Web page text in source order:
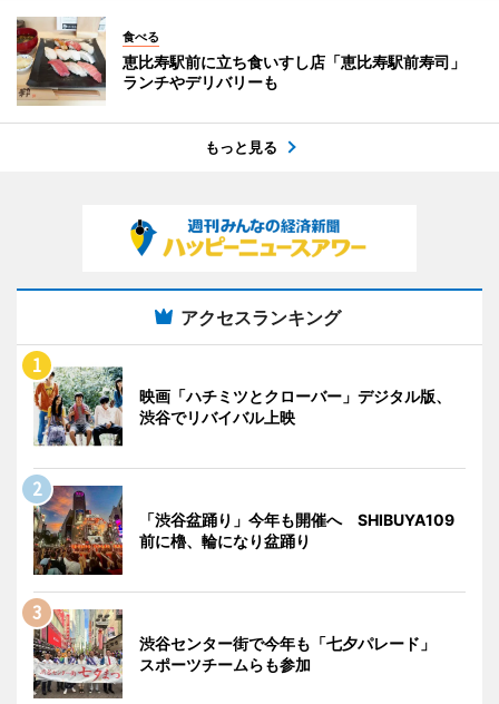
食べる
恵比寿駅前に立ち食いすし店「恵比寿駅前寿司」
ランチやデリバリーも
もっと見る
アクセスランキング
映画「ハチミツとクローバー」デジタル版、
渋谷でリバイバル上映
「渋谷盆踊り」今年も開催へ SHIBUYA109
前に櫓、輪になり盆踊り
渋谷センター街で今年も「七夕パレード」
スポーツチームらも参加